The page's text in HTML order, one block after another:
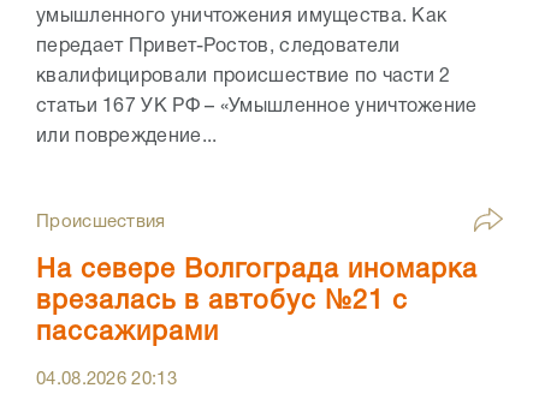
умышленного уничтожения имущества. Как
передает Привет-Ростов, следователи
квалифицировали происшествие по части 2
статьи 167 УК РФ – «Умышленное уничтожение
или повреждение...
Происшествия
На севере Волгограда иномарка
врезалась в автобус №21 с
пассажирами
04.08.202620:13